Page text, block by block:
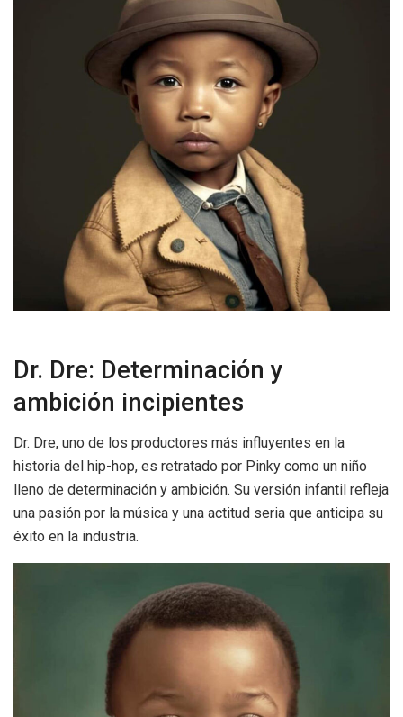
Dr. Dre: Determinación y
ambición incipientes
Dr. Dre, uno de los productores más influyentes en la
historia del hip-hop, es retratado por Pinky como un niño
lleno de determinación y ambición. Su versión infantil refleja
una pasión por la música y una actitud seria que anticipa su
éxito en la industria.